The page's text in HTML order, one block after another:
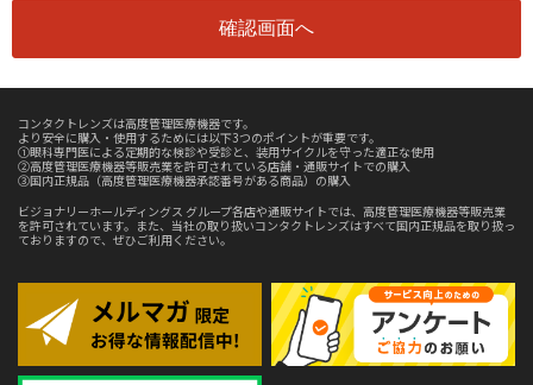
コンタクトレンズは高度管理医療機器です。
より安全に購入・使用するためには以下3つのポイントが重要です。
①眼科専門医による定期的な検診や受診と、装用サイクルを守った適正な使用
②高度管理医療機器等販売業を許可されている店舗・通販サイトでの購入
③国内正規品（高度管理医療機器承認番号がある商品）の購入
ビジョナリーホールディングス グループ各店や通販サイトでは、高度管理医療機器等販売業
を許可されています。また、当社の取り扱いコンタクトレンズはすべて国内正規品を取り扱っ
ておりますので、ぜひご利用ください。